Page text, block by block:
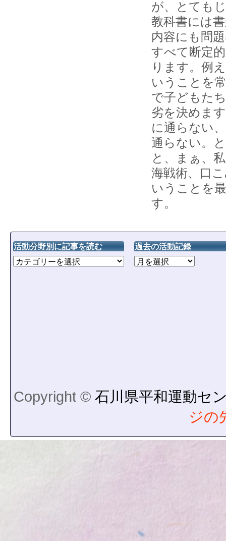
が、とても
教科書には
内容にも問
すべて断定
ります。例
いうことを
で子どもた
劣を決めま
に通らない
通らない。
と、まぁ、
海戦術、口
いうことを
す。
活動分野別に記事を読む 過去の活動記録
Copyright © 石川県平和運動セ
ジの